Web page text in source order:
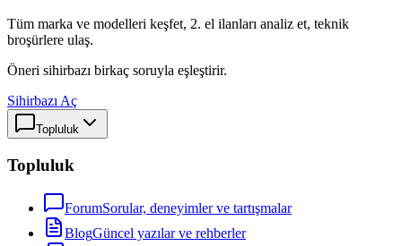
Tüm marka ve modelleri keşfet, 2. el ilanları analiz et, teknik
broşürlere ulaş.
Öneri sihirbazı birkaç soruyla eşleştirir.
Sihirbazı Aç
Topluluk
Topluluk
ForumSorular, deneyimler ve tartışmalar
BlogGüncel yazılar ve rehberler